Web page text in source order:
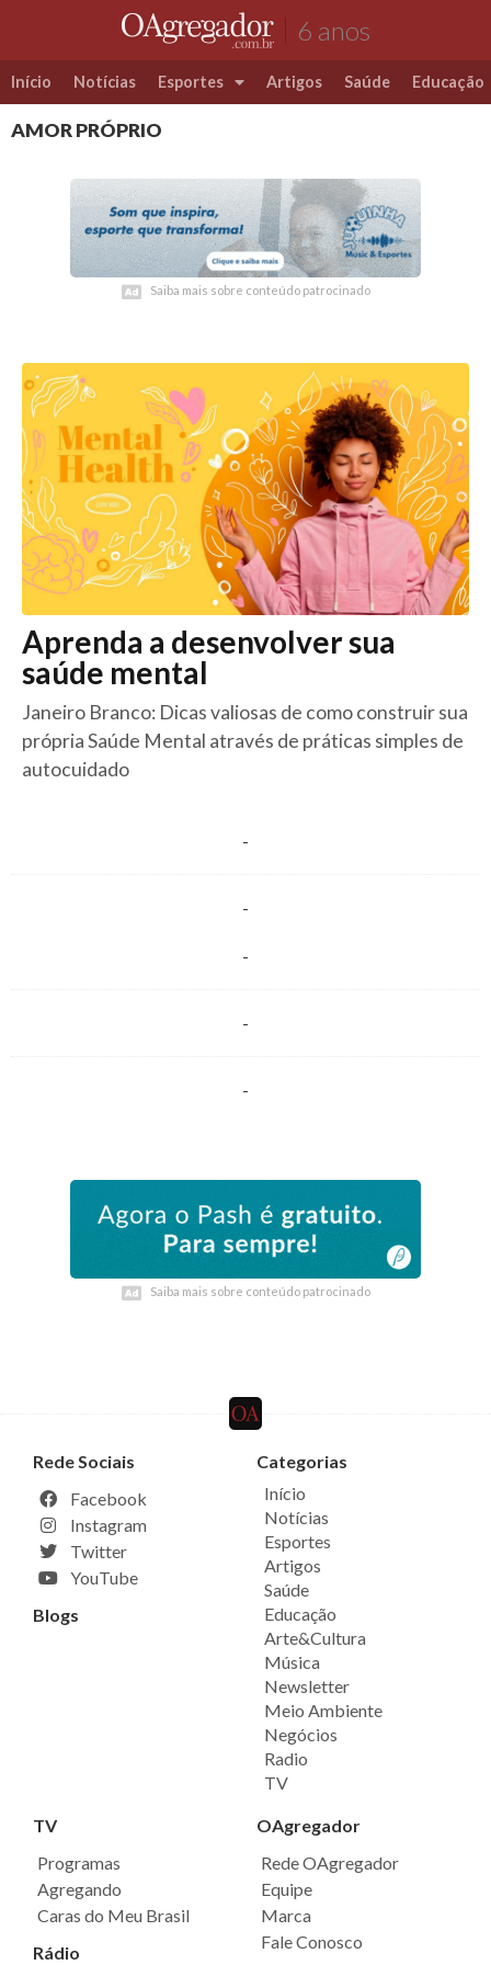
6 anos
Início Notícias Esportes Artigos Saúde Educação
AMOR PRÓPRIO
Saiba mais sobre conteúdo patrocinado
Saiba mais sobre conteúdo patrocinado
Aprenda a desenvolver sua
saúde mental
Janeiro Branco: Dicas valiosas de como construir sua
própria Saúde Mental através de práticas simples de
autocuidado
-
-
-
-
-
Saiba mais sobre conteúdo patrocinado
Saiba mais sobre conteúdo patrocinado
Rede Sociais
Facebook
Instagram
Twitter
YouTube
Blogs
Categorias
Início
Notícias
Esportes
Artigos
Saúde
Educação
Arte&Cultura
Música
Newsletter
Meio Ambiente
Negócios
Radio
TV
TV
Programas
Agregando
Caras do Meu Brasil
Rádio
OAgregador
Rede OAgregador
Equipe
Marca
Fale Conosco